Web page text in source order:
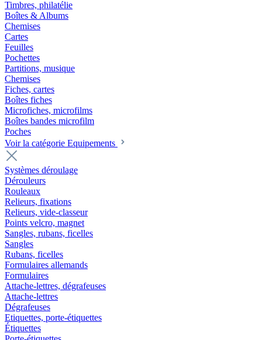
Timbres, philatélie
Boîtes & Albums
Chemises
Cartes
Feuilles
Pochettes
Partitions, musique
Chemises
Fiches, cartes
Boîtes fiches
Microfiches, microfilms
Boîtes bandes microfilm
Poches
Voir la catégorie Equipements
Systèmes déroulage
Dérouleurs
Rouleaux
Relieurs, fixations
Relieurs, vide-classeur
Points velcro, magnet
Sangles, rubans, ficelles
Sangles
Rubans, ficelles
Formulaires allemands
Formulaires
Attache-lettres, dégrafeuses
Attache-lettres
Dégrafeuses
Etiquettes, porte-étiquettes
Étiquettes